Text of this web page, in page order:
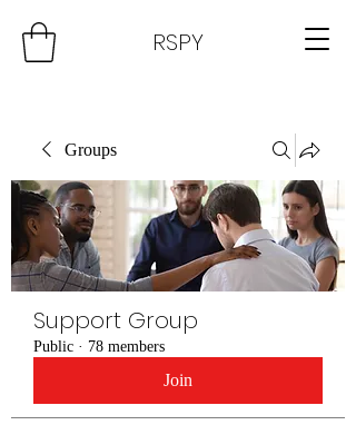
RSPY
Groups
Support Group
Public · 78 members
Join